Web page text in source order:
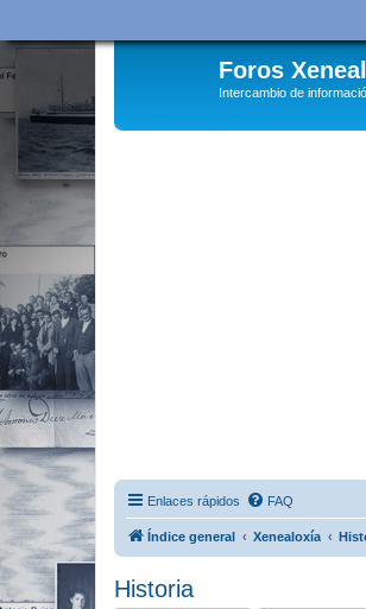
Foros
Intercambio de
Enlaces rápidos FAQ
Índice general Xenealoxía
Historia